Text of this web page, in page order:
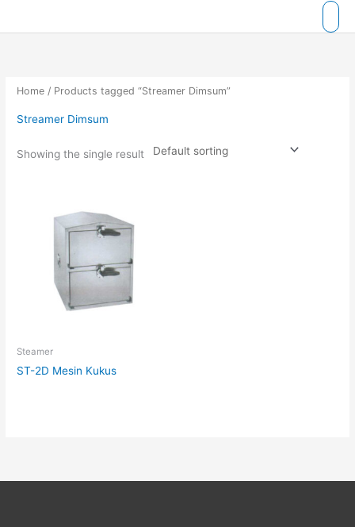
Home / Products tagged “Streamer Dimsum”
Streamer Dimsum
Showing the single result
Steamer
ST-2D Mesin Kukus